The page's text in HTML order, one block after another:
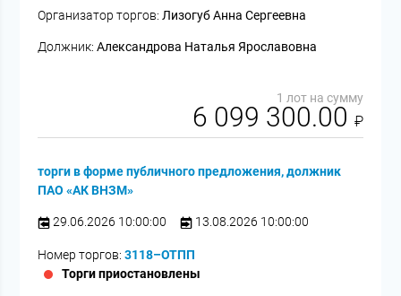
Организатор торгов:Лизогуб Анна Сергеевна
Должник:Александрова Наталья Ярославовна
1 лот на сумму
6 099 300.00 ₽
торги в форме публичного предложения, должник
ПАО «АК ВНЗМ»
29.06.2026 10:00:00 13.08.2026 10:00:00
Номер торгов:3118–ОТПП
Торги приостановлены